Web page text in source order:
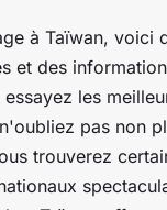
à Taïwan, voici
et des
les
pas non
trouverez